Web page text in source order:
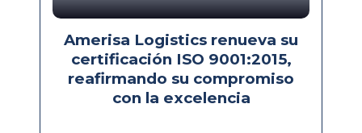
Amerisa Logistics renueva su
certificación ISO 9001:2015,
reafirmando su compromiso
con la excelencia